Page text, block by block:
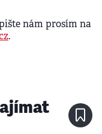
nám prosím na
.